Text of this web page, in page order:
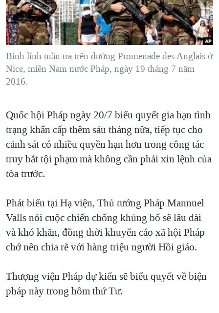
"Tìm"NGƯỜI VIỆT HẢI NGOẠI
ĐỜI SỐNG
KINH TẾ
SỨC KHOẺ
THỂ THAO
GIÁO DỤC
TẠI
HÀNH TRÌNH BẦU CỬ 2024
MỘT NĂM CHIẾN TRANH TẠI DẢI GAZA
GIẢI MÃ VÀNH ĐAI & CON ĐƯỜNG
NGÀY TỊ NẠN THẾ GIỚI
CHI PHÍ CHIẾN TRANH AFGHANISTAN
CÁC GIÁ TRỊ CỘNG HÒA Ở VIỆT NAM
THƯỢNG ĐỈNH TRUMP-KIM TẠI VIỆT NAM
TRỊNH VĨNH BÌNH VS. CHÍNH PHỦ VIỆT NAM
BÊN KIA QUỐC LỘ: TIẾNG VỌNG TỪ NÔNG THÔN MỸ
QUAN HỆ VIỆT MỸ
VIDEO
NGHE
MẠNG XÃ HỘI
Binh lính tuần tra trên đường Promenade des Anglais ở
Nice, miền Nam nước Pháp, ngày 19 tháng 7 năm
2016.
Quốc hội Pháp ngày 20/7 biểu quyết gia hạn tình
trạng khẩn cấp thêm sáu tháng nữa, tiếp tục cho
cảnh sát có nhiều quyền hạn hơn trong công tác
truy bắt tội phạm mà không cần phải xin lệnh của
tòa trước.
Phát biểu tại Hạ viện, Thủ tướng Pháp Mannuel
Valls nói cuộc chiến chống khủng bố sẽ lâu dài
và khó khăn, đồng thời khuyến cáo xã hội Pháp
chớ nên chia rẽ với hàng triệu người Hồi giáo.
Thượng viện Pháp dự kiến sẽ biểu quyết về biện
pháp này trong hôm thứ Tư.